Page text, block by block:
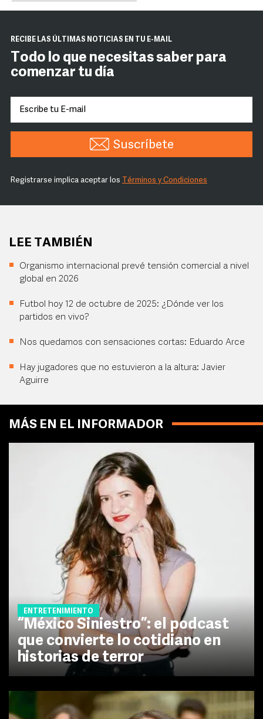
RECIBE LAS ÚLTIMAS NOTICIAS EN TU E-MAIL
Todo lo que necesitas saber para
comenzar tu día
Suscríbete
Registrarse implica aceptar los Términos y Condiciones
LEE TAMBIÉN
Organismo internacional prevé tensión comercial a nivel
global en 2026
Futbol hoy 12 de octubre de 2025: ¿Dónde ver los
partidos en vivo?
Nos quedamos con sensaciones cortas: Eduardo Arce
Hay jugadores que no estuvieron a la altura: Javier
Aguirre
MÁS EN EL INFORMADOR
ENTRETENIMIENTO
“México Siniestro”: el podcast
que convierte lo cotidiano en
historias de terror